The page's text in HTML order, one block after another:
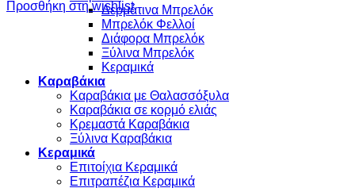
Δερμάτινα Μπρελόκ
Μπρελόκ Φελλοί
Διάφορα Μπρελόκ
Ξύλινα Μπρελόκ
Κεραμικά
Καραβάκια
Καραβάκια με Θαλασσόξυλα
Καραβάκια σε κορμό ελιάς
Κρεμαστά Καραβάκια
Ξύλινα Καραβάκια
Κεραμικά
Επιτοίχια Κεραμικά
Επιτραπέζια Κεραμικά
Προσθήκη στη wishlist